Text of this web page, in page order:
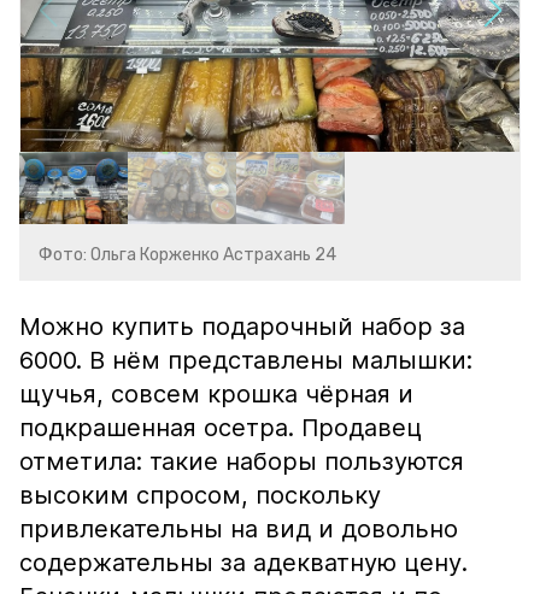
Фото: Ольга Корженко Астрахань 24
Можно купить подарочный набор за
6000. В нём представлены малышки:
щучья, совсем крошка чёрная и
подкрашенная осетра. Продавец
отметила: такие наборы пользуются
высоким спросом, поскольку
привлекательны на вид и довольно
содержательны за адекватную цену.